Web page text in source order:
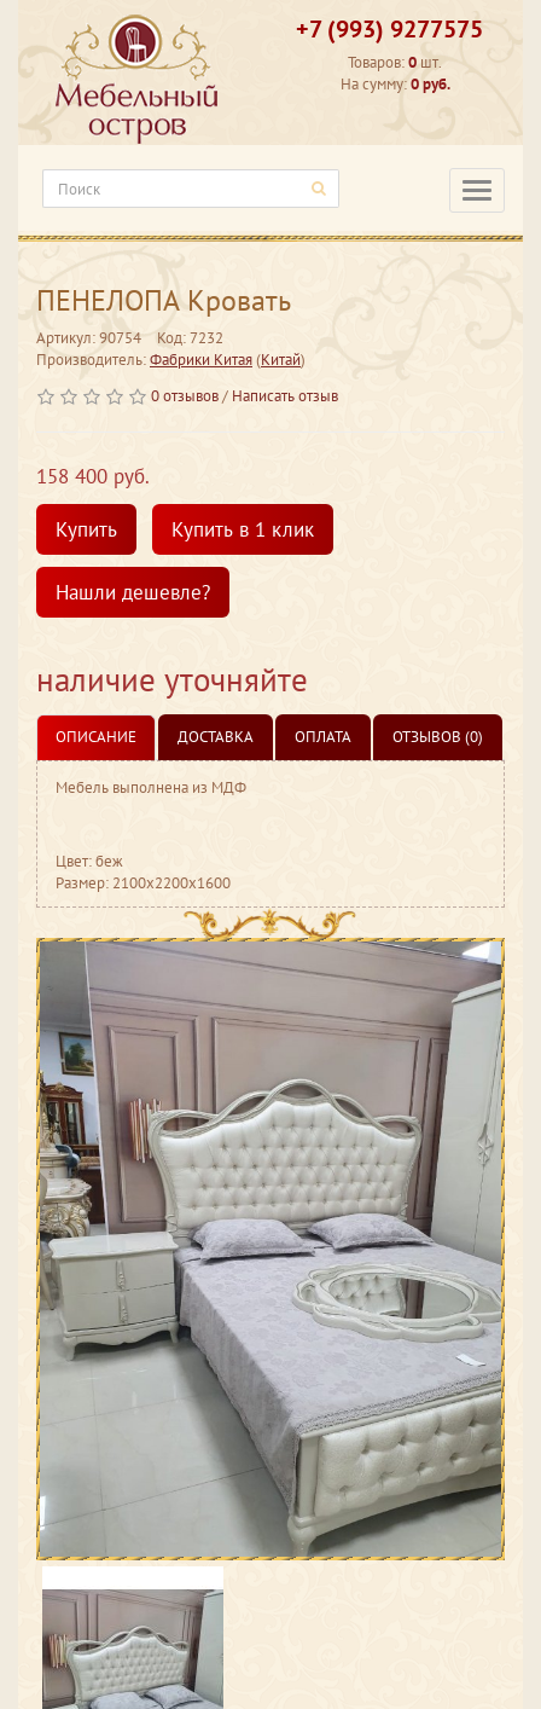
+7 (993) 9277575
Товаров:0 шт.
На сумму:0 руб.
ПЕНЕЛОПА Кровать
Артикул: 90754
Код: 7232
Производитель:Фабрики Китая(Китай)
0 отзывов/ Написать отзыв
158 400 руб.
Купить
Купить в 1 клик
Нашли дешевле?
наличие уточняйте
ОПИСАНИЕ ДОСТАВКА ОПЛАТА ОТЗЫВОВ (0)
Мебель выполнена из МДФ
Цвет: беж
Размер: 2100x2200x1600